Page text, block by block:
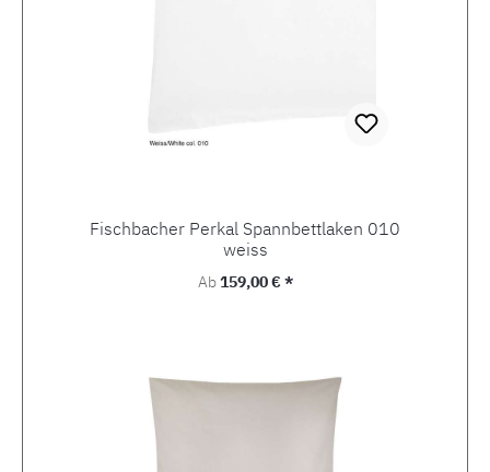
Fischbacher Perkal Spannbettlaken 010
weiss
Regulärer Preis:
Ab159,00 € *